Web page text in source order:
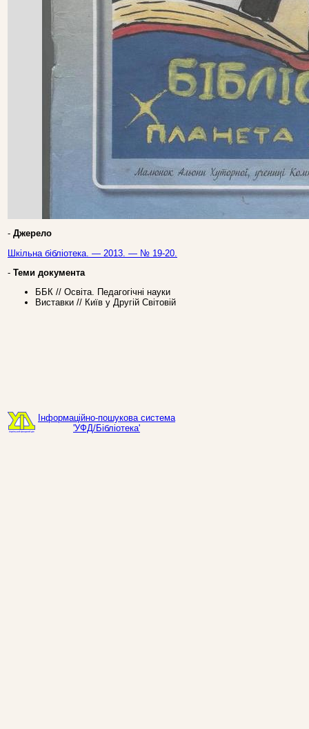
- Джерело
Шкільна бібліотека. — 2013. — № 19-20.
- Теми документа
ББК // Освіта. Педагогічні науки
Виставки // Київ у Другій Світовій
Інформаційно-пошукова система
'УФД/Бібліотека'